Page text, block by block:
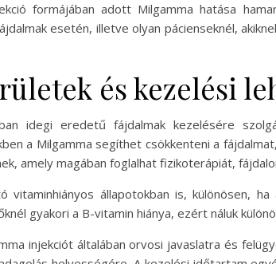
formájában adott Milgamma hatása
esetén, illetve olyan pácienseknél,
és kezelési
idegi eredetű fájdalmak kezelésére
a Milgamma segíthet csökkenteni a
amely magában foglalhat fizikoterápiát,
vitaminhiányos állapotokban is, különösen,
gyakori a B-vitamin hiánya, ezért náluk
injekciót általában orvosi javaslatra és